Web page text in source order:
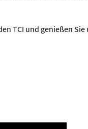
TCI und genießen